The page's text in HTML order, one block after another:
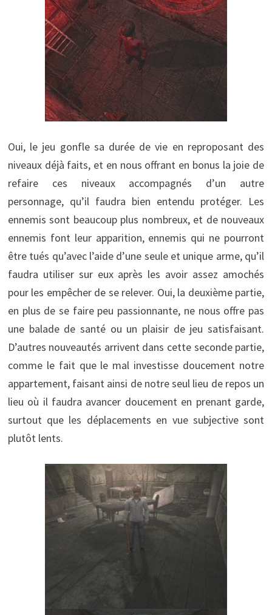
Oui, le jeu gonfle sa durée de vie en reproposant des
niveaux déjà faits, et en nous offrant en bonus la joie de
refaire ces niveaux accompagnés d’un autre
personnage, qu’il faudra bien entendu protéger. Les
ennemis sont beaucoup plus nombreux, et de nouveaux
ennemis font leur apparition, ennemis qui ne pourront
être tués qu’avec l’aide d’une seule et unique arme, qu’il
faudra utiliser sur eux après les avoir assez amochés
pour les empêcher de se relever. Oui, la deuxième partie,
en plus de se faire peu passionnante, ne nous offre pas
une balade de santé ou un plaisir de jeu satisfaisant.
D’autres nouveautés arrivent dans cette seconde partie,
comme le fait que le mal investisse doucement notre
appartement, faisant ainsi de notre seul lieu de repos un
lieu où il faudra avancer doucement en prenant garde,
surtout que les déplacements en vue subjective sont
plutôt lents.